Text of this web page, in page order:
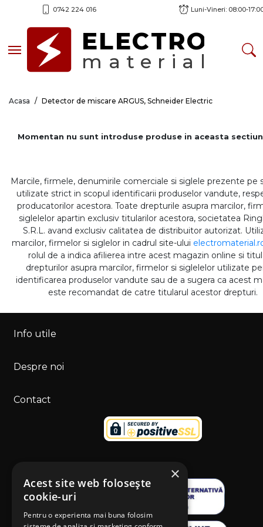
0742 224 016 Luni-Vineri: 08:00-
Toggle navigationELECTRO
material
Acasa Detector de miscare ARGUS, Schneider Electric
Momentan nu sunt introduse produse in aceasta
Marcile, firmele, denumirile comerciale si siglele prezente pe
utilizate strict in scopul identificarii produselor vandute,
producatorilor acestora. Toate drepturile asupra marcilor,
siglelelor apartin exclusiv titularilor acestora, societatea
S.R.L. avand exclusiv calitatea de distribuitor autorizat.
marcilor, firmelor si siglelor in cadrul site-ului
rolul de a indica afilierea intre acest magazin online si
drepturilor asupra marcilor, firmelor si siglelelor utilizate
identificarea produselor vandute sau de a sugera ca acest
este recomandat de catre titularul acestor drepturi.
Info utile
Despre noi
Contact
×
Acest site web folosește
cookie-uri
Pentru o experienta mai buna folosim